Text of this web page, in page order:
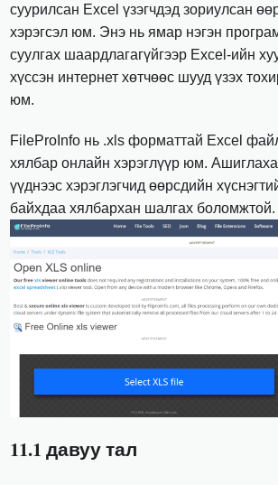
суурилсан Excel үзэгчдэд зориулсан
хэрэгсэл юм. Энэ нь ямар нэгэн
суулгах шаардлагагүйгээр Excel-ийн
хүссэн интернет хөтчөөс шууд үзэх
юм.
FileProInfo нь .xls форматтай Excel
хялбар онлайн хэрэглүүр юм.
үүднээс хэрэглэгчид өөрсдийн
байхдаа хялбархан шалгах боломжтой.
11.1 давуу тал